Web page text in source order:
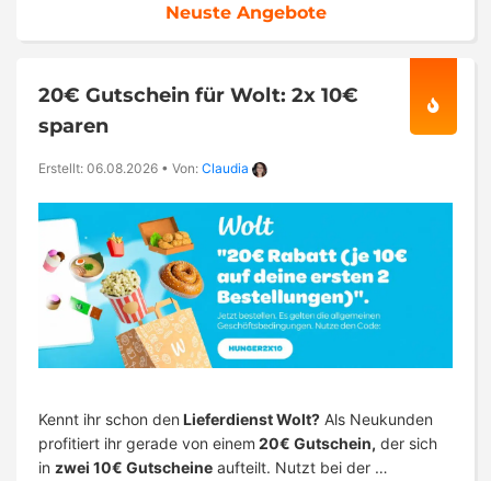
Neuste Angebote
20€ Gutschein für Wolt: 2x 10€
sparen
Erstellt: 06.08.2026 • Von: Claudia
Kennt ihr schon den Lieferdienst Wolt? Als Neukunden
profitiert ihr gerade von einem 20€ Gutschein, der sich
in zwei 10€ Gutscheine aufteilt. Nutzt bei der …